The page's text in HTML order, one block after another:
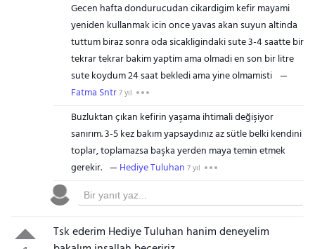
Gecen hafta dondurucudan cikardigim kefir mayami
yeniden kullanmak icin once yavas akan suyun altinda
tuttum biraz sonra oda sicakligindaki sute 3-4 saatte bir
tekrar tekrar bakim yaptim ama olmadi en son bir litre
sute koydum 24 saat bekledi ama yine olmamisti
Fatma Sntr7 yıl
Buzluktan çıkan kefirin yaşama ihtimali değişiyor
sanırım. 3-5 kez bakım yapsaydınız az sütle belki kendini
toplar, toplamazsa başka yerden maya temin etmek
gerekir.
Hediye Tuluhan 7 yıl
Tsk ederim Hediye Tuluhan hanim deneyelim